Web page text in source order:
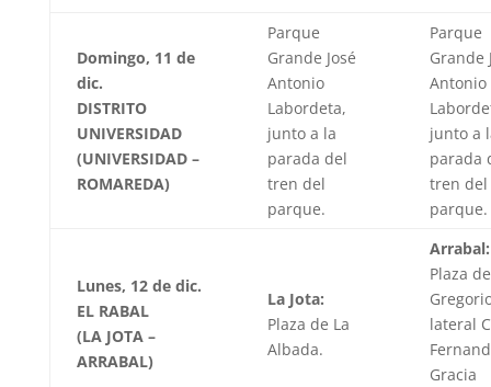
Domingo, 11 de
dic.
DISTRITO
UNIVERSIDAD
(UNIVERSIDAD –
ROMAREDA)
Parque
Grande José
Antonio
Labordeta,
junto a la
parada del
tren del
parque.
Parque
Grande
Antonio
junto a
parada
tren del
parque.
Lunes, 12 de dic.
EL RABAL
(LA JOTA –
ARRABAL)
La Jota:
Plaza de La
Albada.
Arrabal:
Plaza
lateral
Gracia